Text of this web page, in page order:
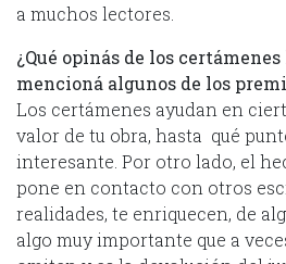
a muchos lectores.
¿Qué opinás de los
mencioná algunos de los
Los certámenes ayudan en
valor de tu obra, hasta qué
interesante. Por otro lado, el
pone en contacto con otros
realidades, te enriquecen, de
algo muy importante que a